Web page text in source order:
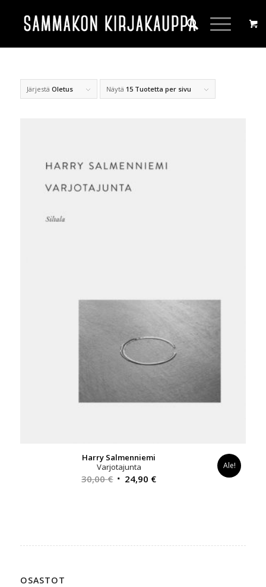
Järjestä Oletus Näytä 15 Tuotetta per sivu
Harry Salmenniemi
Varjotajunta
30,00€ Alkuperäinen
24,90 €Nykyinen
Ale!
OSASTOT